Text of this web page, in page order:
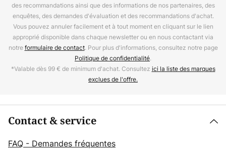
des recommandations ainsi que des informations de nos partenaires, des
enquêtes, des demandes d'évaluation et des recommandations d'achat.
Vous pouvez annuler facilement et à tout moment en cliquant sur le lien
approprié disponible dans chaque newsletter ou en nous contactant via
notreformulaire de contact. Pour plus d'informations, consultez notre page
Politique de confidentialité.
*Valable dès 99 € de minimum d'achat. Consultez ici la liste des marques
exclues de l'offre.
Contact & service
FAQ - Demandes fréquentes